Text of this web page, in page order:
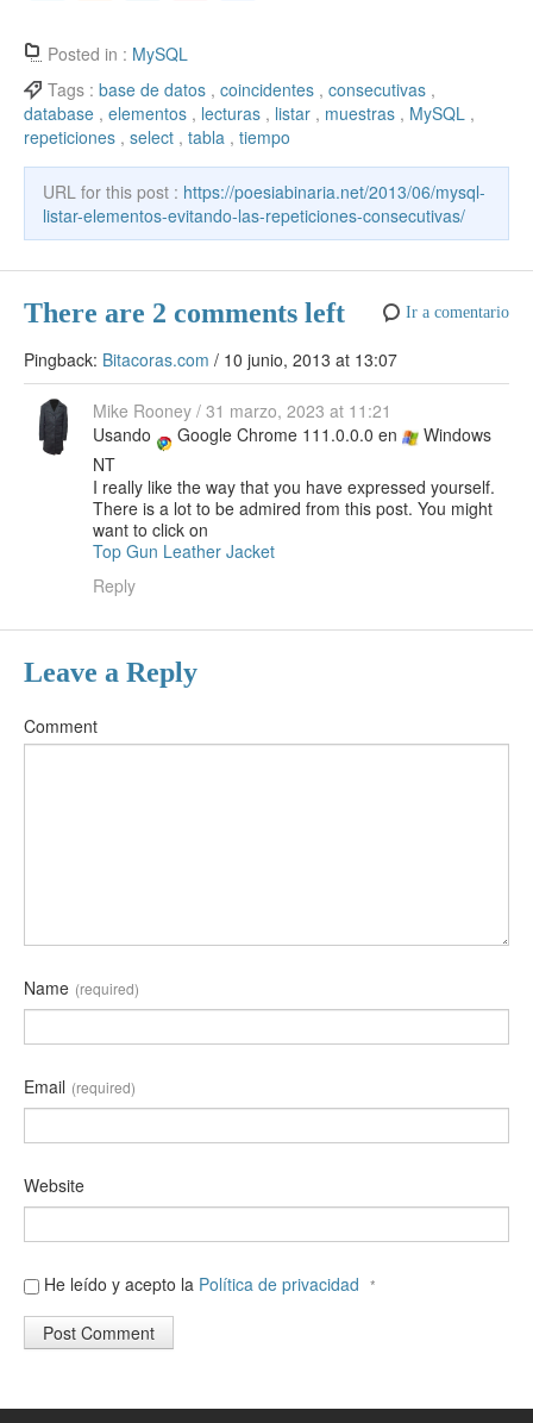
c
e
b
o
o
k
itt er
st ar
d
p
e
gr
a
m
n
e
a
m
e
k
e
dI
n
et p
ar
tir
Posted in : MySQL
Tags : base de datos , coincidentes , consecutivas ,
database , elementos , lecturas , listar , muestras , MySQL ,
repeticiones , select , tabla , tiempo
URL for this post : https://poesiabinaria.net/2013/06/mysql-
listar-elementos-evitando-las-repeticiones-consecutivas/
There are 2 comments left Ir a comentario
Pingback: Bitacoras.com / 10 junio, 2013 at 13:07
Mike Rooney / 31 marzo, 2023 at 11:21
Usando
Google Chrome 111.0.0.0 en
Windows
NT
I really like the way that you have expressed yourself.
There is a lot to be admired from this post. You might
want to click on
Top Gun Leather Jacket
Reply
Leave a Reply
Comment
Name (required)
Email (required)
Website
He leído y acepto la Política de privacidad *